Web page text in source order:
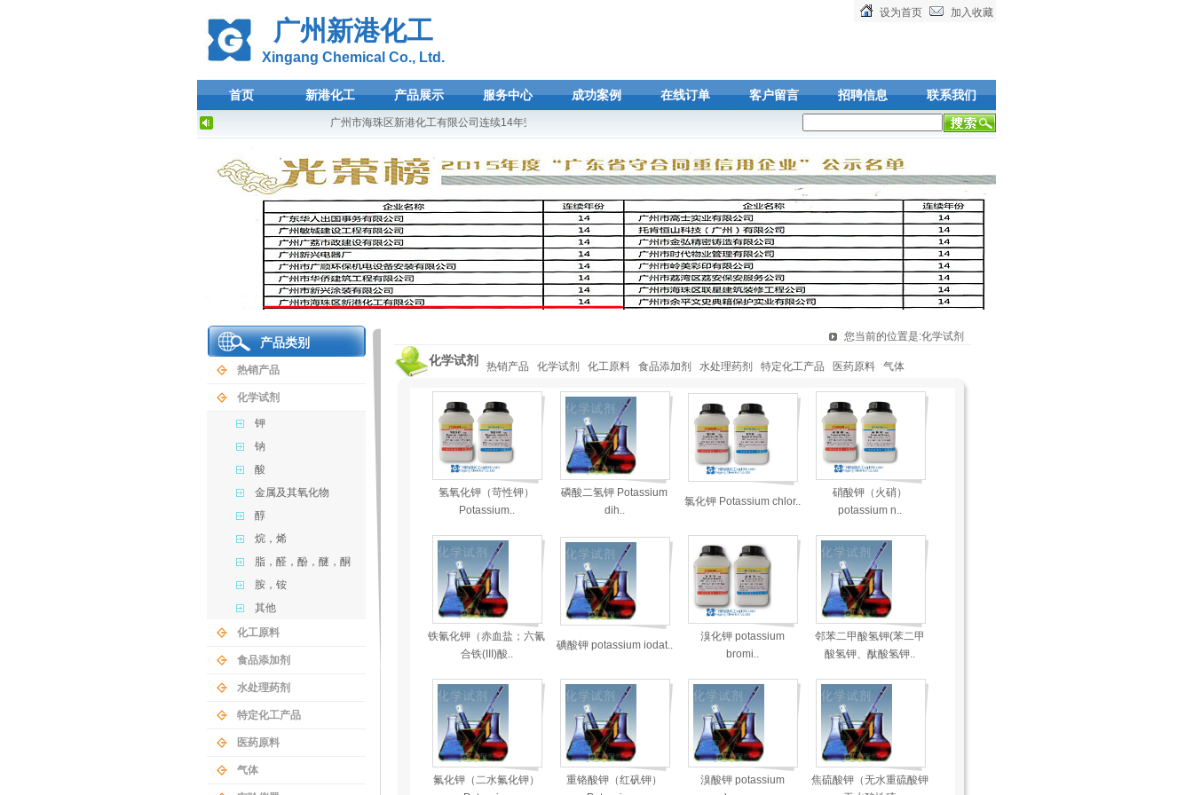
广州新港化工
Xingang Chemical Co., Ltd.
设为首页 加入收藏
首页 新港化工 产品展示 服务中心 成功案例 在线订单 客户留言 招聘信息 联系我们
广州市海珠区新港化工有限公司连续14年荣登广东省守合同重信用企业光荣榜！欢迎选购广州新港化工产品,可在线下单，欢迎您的到来!
产品类别
热销产品
化学试剂
钾
钠
酸
金属及其氧化物
醇
烷，烯
脂，醛，酚，醚，酮
胺，铵
其他
化工原料
食品添加剂
水处理药剂
特定化工产品
医药原料
气体
您当前的位置是:化学试剂
化学试剂 热销产品 化学试剂 化工原料 食品添加剂 水处理药剂 特定化工产品 医药原料 气体
氢氧化钾（苛性钾）
Potassium..
磷酸二氢钾 Potassium
dih..
氯化钾 Potassium chlor..
硝酸钾（火硝）
potassium n..
铁氰化钾（赤血盐；六氰
合铁(III)酸..
碘酸钾 potassium iodat..
溴化钾 potassium
bromi..
邻苯二甲酸氢钾(苯二甲
酸氢钾、酞酸氢钾..
氟化钾（二水氟化钾）
重铬酸钾（红矾钾）
溴酸钾 potassium
焦硫酸钾（无水重硫酸钾